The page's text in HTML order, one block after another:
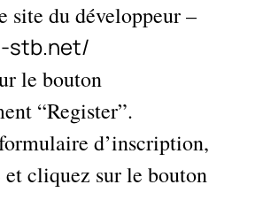
site du développeur –
stb.net/
le bouton
“Register”.
d’inscription,
cliquez sur le bouton